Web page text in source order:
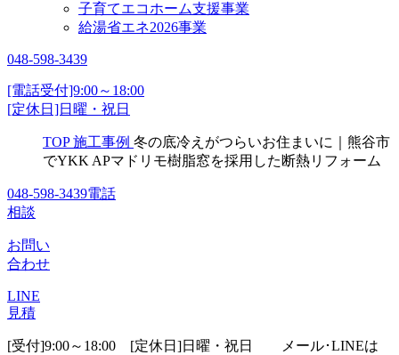
子育てエコホーム支援事業
給湯省エネ2026事業
048-598-3439
[電話受付]9:00～18:00
[定休日]日曜・祝日
TOP 施工事例 冬の底冷えがつらいお住まいに｜熊谷市
でYKK APマドリモ樹脂窓を採用した断熱リフォーム
048-598-3439電話
相談
お問い
合わせ
LINE
見積
[受付]9:00～18:00 [定休日]日曜・祝日
メール･LINEは